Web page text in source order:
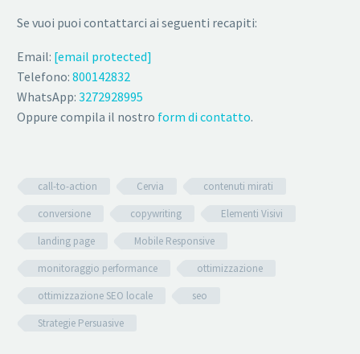
Se vuoi puoi contattarci ai seguenti recapiti:
Email: [email protected]
Telefono: 800142832
WhatsApp: 3272928995
Oppure compila il nostro form di contatto.
call-to-action Cervia
contenuti mirati
conversione
copywriting
Elementi Visivi
landing page
Mobile Responsive
monitoraggio performance
ottimizzazione
ottimizzazione SEO locale
seo
Strategie Persuasive